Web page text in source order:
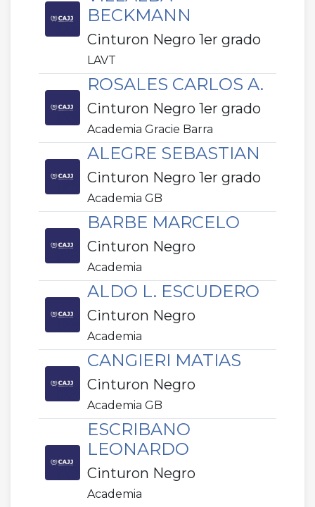
BECKMANN
Cinturon Negro 1er grado
LAVT
ROSALES CARLOS A.
Cinturon Negro 1er grado
Academia Gracie Barra
ALEGRE SEBASTIAN
Cinturon Negro 1er grado
Academia GB
BARBE MARCELO
Cinturon Negro
Academia
ALDO L. ESCUDERO
Cinturon Negro
Academia
CANGIERI MATIAS
Cinturon Negro
Academia GB
ESCRIBANO
LEONARDO
Cinturon Negro
Academia